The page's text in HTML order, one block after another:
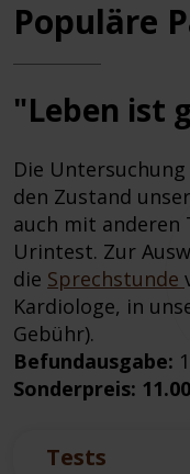
Populäre
"Leben ist
Die
den Zustand
auch mit anderen
Urintest. Zur
die Sprechstunde
Kardiologe, in
Gebühr).
Befundausgabe:
Sonderpreis:
Tests